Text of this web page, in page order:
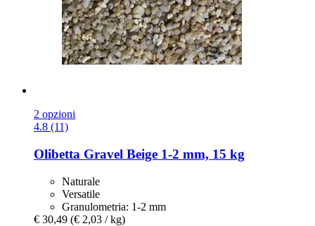
2 opzioni
4.8 (11)
Olibetta Gravel Beige 1-​2 mm, 15 kg
Naturale
Versatile
Granulometria: 1-2 mm
€ 30,49 (€ 2,03 / kg)